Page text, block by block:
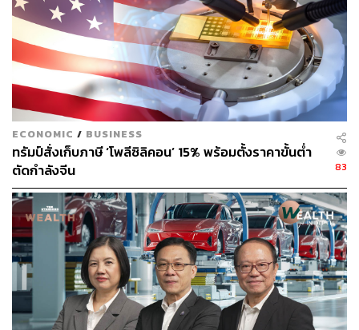
ทั้งนี้ รายงานข่าวระบุว่า จีนเตรียมจัดงานประชุมพัฒนา
โครงการเรือธงประจำปีในเดือนนี้ ซึ่งเป้าหมายหลักคือดึงดูด
ซีอีโอต่างชาติ และคาดว่าบรรดาซีอีโอจะเข้าพบกับ
ประธานาธิบดีสีจิ้นผิงด้วย
โดยการประชุมที่จะถึงนี้คือ China Development Forum จัด
ขึ้นในวันที่ 23-24 มีนาคม ที่ Diaoyutai State Guesthouse
กรุงปักกิ่ง โดยเบื้องต้นคาดว่าบรรดาซีอีโอของบริษัทชั้นนำ
ระดับโลกจากหลากหลายอุตสาหกรรม ไม่ว่าจะเป็น FedEx,
Siemens, BMW และ Mercedes-Benz รวมไปถึง Qualcomm
(ออกแบบชิป) AstraZeneca, Saudi Aramco, Rio Tinto
(เหมืองแร่) และอีกหลายราย จะเข้าร่วมประชุมด้วย ซึ่งต้อง
จับตาว่าท่ามกลางสงครามการค้าปีนี้จีนจะดึงดูดการลงทุนได้
มากน้อยแค่ไหน
ECONOMIC / BUSINESS
ทรัมป์สั่งเก็บภาษี ‘โพลีซิลิคอน’ 15% พร้อมตั้งราคาขั้นต่ำ
ตัดกำลังจีน
83